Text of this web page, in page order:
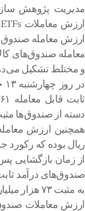
مدیریت پژوهش
و مختلط تشکیل
دسته از صندوق‌ها مثبت ۳۶،۰۵۳ میلیارد ریال
ریال بوده که
از زمان بازگشایی
به مثبت ۷۳ هزار میلیارد ریال رسیده است.